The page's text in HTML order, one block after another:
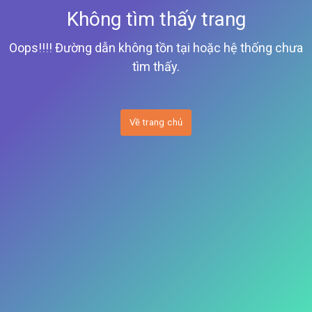
Không tìm thấy trang
Oops!!!! Đường dẫn không tồn tại hoặc hệ thống chưa
tìm thấy.
Về trang chủ